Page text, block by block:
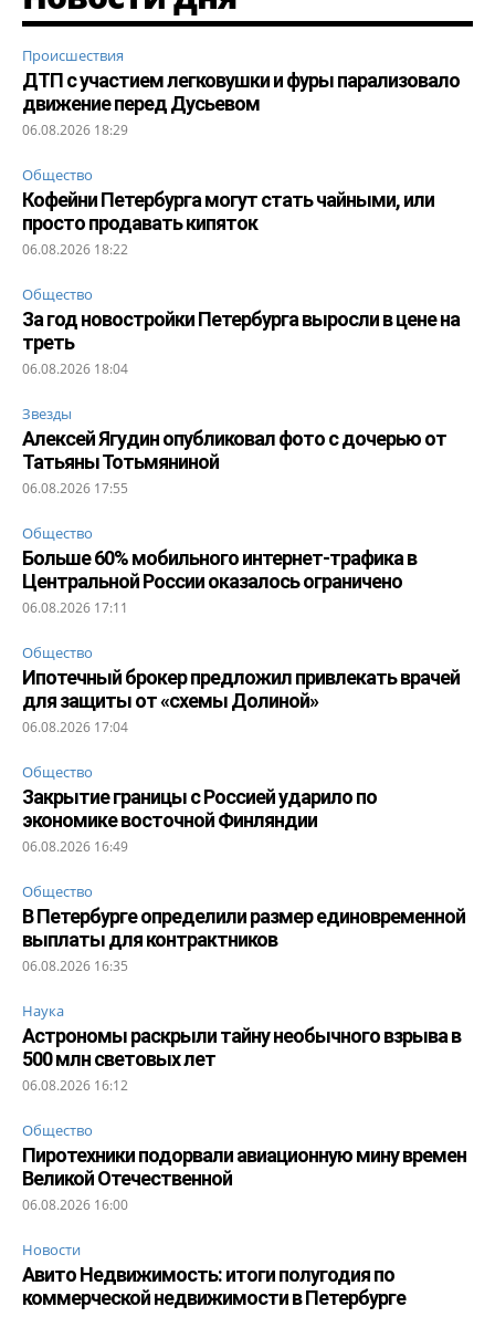
Происшествия
ДТП с участием легковушки и фуры парализовало
движение перед Дусьевом
06.08.2026 18:29
Общество
Кофейни Петербурга могут стать чайными, или
просто продавать кипяток
06.08.2026 18:22
Общество
За год новостройки Петербурга выросли в цене на
треть
06.08.2026 18:04
Звезды
Алексей Ягудин опубликовал фото с дочерью от
Татьяны Тотьмяниной
06.08.2026 17:55
Общество
Больше 60% мобильного интернет-трафика в
Центральной России оказалось ограничено
06.08.2026 17:11
Общество
Ипотечный брокер предложил привлекать врачей
для защиты от «схемы Долиной»
06.08.2026 17:04
Общество
Закрытие границы с Россией ударило по
экономике восточной Финляндии
06.08.2026 16:49
Общество
В Петербурге определили размер единовременной
выплаты для контрактников
06.08.2026 16:35
Наука
Астрономы раскрыли тайну необычного взрыва в
500 млн световых лет
06.08.2026 16:12
Общество
Пиротехники подорвали авиационную мину времен
Великой Отечественной
06.08.2026 16:00
Новости
Авито Недвижимость: итоги полугодия по
коммерческой недвижимости в Петербурге